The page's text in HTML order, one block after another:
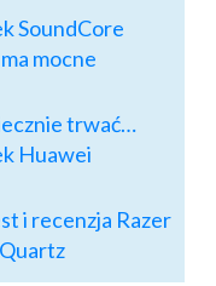
SoundCore
mocne
trwać…
Huawei
i recenzja Razer